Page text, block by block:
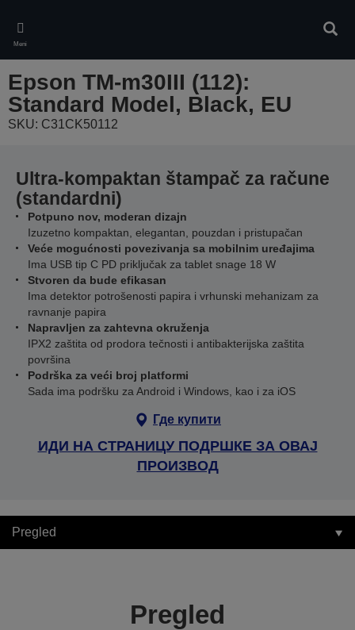
main
content
Meni
Epson TM-m30III (112):
Standard Model, Black, EU
SKU: C31CK50112
Ultra-kompaktan štampač za račune
(standardni)
Potpuno nov, moderan dizajn
Izuzetno kompaktan, elegantan, pouzdan i pristupačan
Veće mogućnosti povezivanja sa mobilnim uređajima
Ima USB tip C PD priključak za tablet snage 18 W
Stvoren da bude efikasan
Ima detektor potrošenosti papira i vrhunski mehanizam za
ravnanje papira
Napravljen za zahtevna okruženja
IPX2 zaštita od prodora tečnosti i antibakterijska zaštita
površina
Podrška za veći broj platformi
Sada ima podršku za Android i Windows, kao i za iOS
Где купити
ИДИ НА СТРАНИЦУ ПОДРШКЕ ЗА ОВАЈ
ПРОИЗВОД
Pregled
Pregled